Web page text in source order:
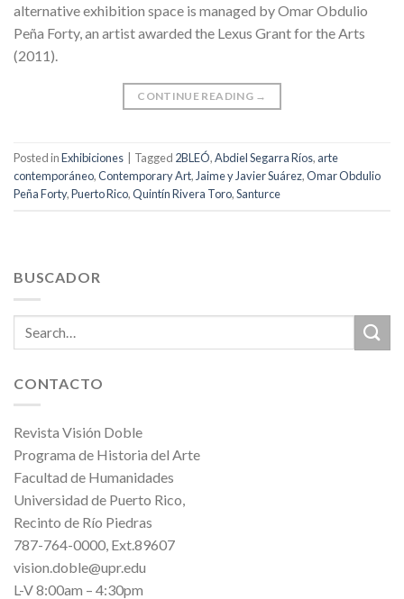
alternative exhibition space is managed by Omar Obdulio
Peña Forty, an artist awarded the Lexus Grant for the Arts
(2011).
CONTINUE READING →
Posted inExhibiciones Tagged 2BLEÓ,Abdiel Segarra Ríos, arte
contemporáneo,Contemporary Art,Jaime y Javier Suárez,Omar Obdulio
Peña Forty,Puerto Rico,Quintín Rivera Toro,Santurce
BUSCADOR
CONTACTO
Revista Visión Doble
Programa de Historia del Arte
Facultad de Humanidades
Universidad de Puerto Rico,
Recinto de Río Piedras
787-764-0000, Ext.89607
vision.doble@upr.edu
L-V 8:00am – 4:30pm